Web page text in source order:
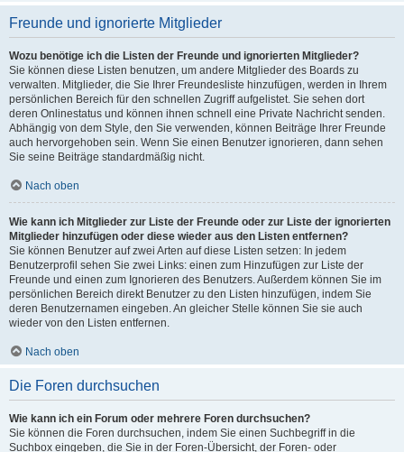
Freunde und ignorierte Mitglieder
Wozu benötige ich die Listen der Freunde und ignorierten Mitglieder?
Sie können diese Listen benutzen, um andere Mitglieder des Boards zu
verwalten. Mitglieder, die Sie Ihrer Freundesliste hinzufügen, werden in Ihrem
persönlichen Bereich für den schnellen Zugriff aufgelistet. Sie sehen dort
deren Onlinestatus und können ihnen schnell eine Private Nachricht senden.
Abhängig von dem Style, den Sie verwenden, können Beiträge Ihrer Freunde
auch hervorgehoben sein. Wenn Sie einen Benutzer ignorieren, dann sehen
Sie seine Beiträge standardmäßig nicht.
Nach oben
Wie kann ich Mitglieder zur Liste der Freunde oder zur Liste der ignorierten
Mitglieder hinzufügen oder diese wieder aus den Listen entfernen?
Sie können Benutzer auf zwei Arten auf diese Listen setzen: In jedem
Benutzerprofil sehen Sie zwei Links: einen zum Hinzufügen zur Liste der
Freunde und einen zum Ignorieren des Benutzers. Außerdem können Sie im
persönlichen Bereich direkt Benutzer zu den Listen hinzufügen, indem Sie
deren Benutzernamen eingeben. An gleicher Stelle können Sie sie auch
wieder von den Listen entfernen.
Nach oben
Die Foren durchsuchen
Wie kann ich ein Forum oder mehrere Foren durchsuchen?
Sie können die Foren durchsuchen, indem Sie einen Suchbegriff in die
Suchbox eingeben, die Sie in der Foren-Übersicht, der Foren- oder